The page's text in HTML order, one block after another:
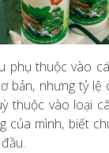
phụ thuộc vào
bản, nhưng tỷ
thuộc vào loại
của mình, biết